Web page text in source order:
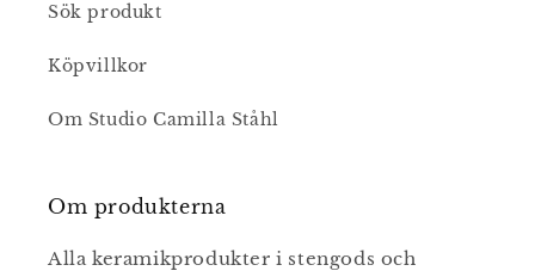
Sök produkt
Köpvillkor
Om Studio Camilla Ståhl
Om produkterna
Alla keramikprodukter i stengods och